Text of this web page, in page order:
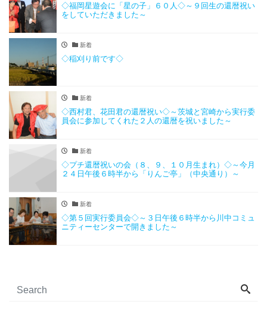
◇福岡星遊会に「星の子」６０人◇～９回生の還暦祝い
をしていただきました～
新着
◇稲刈り前です◇
新着
◇西村君、花田君の還暦祝い◇～茨城と宮崎から実行委
員会に参加してくれた２人の還暦を祝いました～
新着
◇プチ還暦祝いの会（８、９、１０月生まれ）◇～今月
２４日午後６時半から「りんご亭」（中央通り）～
新着
◇第５回実行委員会◇～３日午後６時半から川中コミュ
ニティーセンターで開きました～